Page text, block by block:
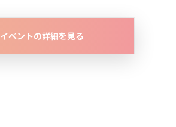
イベントの詳細を見る